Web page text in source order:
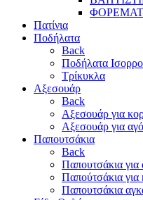
Πατίνια
Ποδήλατα
Back
Ποδήλατα
Τρίκυκλα
Αξεσουάρ
Back
Αξεσουάρ για
Αξεσουάρ για
Παπουτσάκια
Back
Παπουτσάκια
Παπούτσάκια για
Παπουτσάκια